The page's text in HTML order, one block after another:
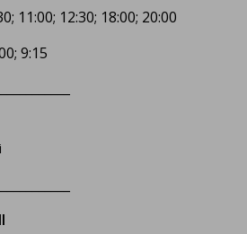
11:00; 12:30; 18:00; 20:00
9:15